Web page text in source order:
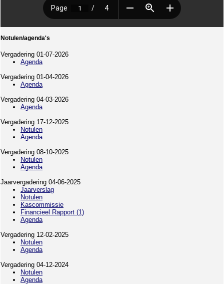
Notulen/agenda's
Vergadering 01-07-2026
Agenda
Vergadering 01-04-2026
Agenda
Vergadering 04-03-2026
Agenda
Vergadering 17-12-2025
Notulen
Agenda
Vergadering 08-10-2025
Notulen
Agenda
Jaarvergadering 04-06-2025
Jaarverslag
Notulen
Kascommissie
Financieel Rapport (1)
Agenda
Vergadering 12-02-2025
Notulen
Agenda
Vergadering 04-12-2024
Notulen
Agenda